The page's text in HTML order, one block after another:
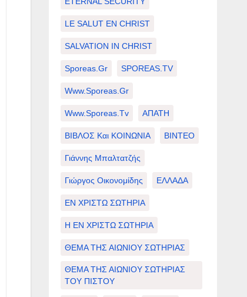
LE SALUT EN CHRIST
SALVATION IN CHRIST
Sporeas.gr SPOREAS.TV
Www.sporeas.gr
Www.sporeas.tv ΑΠΑΤΗ
ΒΙΒΛΟΣ Και ΚΟΙΝΩΝΙΑ ΒΙΝΤΕΟ
Γιάννης Μπαλτατζής
Γιώργος Οικονομίδης ΕΛΛΑΔΑ
ΕΝ ΧΡΙΣΤΩ ΣΩΤΗΡΙΑ
Η ΕΝ ΧΡΙΣΤΩ ΣΩΤΗΡΙΑ
ΘΕΜΑ ΤΗΣ ΑΙΩΝΙΟΥ ΣΩΤΗΡΙΑΣ
ΘΕΜΑ ΤΗΣ ΑΙΩΝΙΟΥ ΣΩΤΗΡΙΑΣ
ΤΟΥ ΠΙΣΤΟΥ